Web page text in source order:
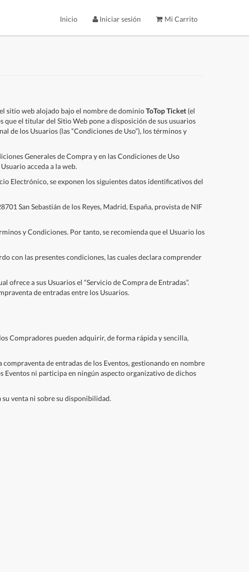
Mi Carrito
Inicio Iniciar sesión
sitio web alojado bajo el nombre de dominioToTop Ticket (el
que el titular del Sitio Web pone a disposición de sus usuarios
de los Usuarios (las “Condiciones de Uso”), los términos y
Generales de Compra y en las Condiciones de Uso
acceda a la web.
Electrónico, se exponen los siguientes datos identificativos del
San Sebastián de los Reyes, Madrid, España, provista de NIF
y Condiciones. Por tanto, se recomienda que el Usuario los
con las presentes condiciones, las cuales declara comprender
ofrece a sus Usuarios el “Servicio de Compra de Entradas”.
de entradas entre los Usuarios.
Compradores pueden adquirir, de forma rápida y sencilla,
de entradas de los Eventos, gestionando en nombre
ni participa en ningún aspecto organizativo de dichos
venta ni sobre su disponibilidad.